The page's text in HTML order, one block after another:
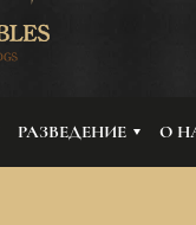
РАЗВЕДЕНИЕ О